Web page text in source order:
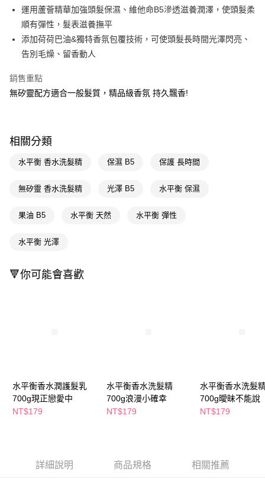
悠遊付
Google Pay
AFTEE先享後付
【關於「AFTEE先享後付」】
AFTEE先享後付是「在收到商品之後才付款」的支付方式。 讓您購物簡單
３．安心：先確認商品／服務後，再付款。
【「AFTEE先享後付」結帳流程】
２．訂單成立數日內，您將收到繳費通知簡訊。
ATM／網路銀行／等多元方式進行付款，方視為交易完成。
後付繳納相關費用。
客戶支援中心」https://netprotections.freshdesk.com/support/home
任。
４．使用「AFTEE先享後付」時，將依據個別帳號之用戶狀況，依本公司即
時審查核予不同之上限額度；若仍有額度不足之情形，本公司將視審查結果
請求用戶進行身份認證。
即享券
全家取貨付款
每筆NT$65，滿NT$390(含以上)免運費
每筆NT$65，滿NT$390(含以上)免運費
萊爾富取貨付款
每筆NT$65，滿NT$490(含以上)免運費
每筆NT$100，滿NT$790(含以上)免運費
付款後寶雅門市自取(由倉庫統一出貨)
運用蘆薈精華加強頭髮保濕、維他命B5滲透滋養潤澤，使頭髮柔
順有彈性，髮表滋養撫平
添加荷荷巴油&獨特香氛包覆技術，可使頭髮長時間光澤閃亮、
告別毛燥、留香動人
銷售重點
無矽靈配方適合一般髮質，精品級香氛 持久飄香!
相關分類
水平衡 香水洗髮精 保濕 B5 保護 長時間
無矽靈 香水洗髮精 光澤 B5 水平衡 保濕
果油 B5 水平衡 天然 水平衡 彈性
水平衡 光澤
🔻你可能會喜歡
水平衡香水潤護髮乳
700g現正戀愛中
NT$179
水平衡香水洗髮精
700g浪漫小確幸
NT$179
水平衡香水洗髮
700g曖昧不能說
NT$179
詳細說明 商品規格 相關推薦